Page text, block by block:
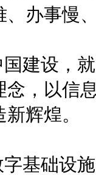
、办事慢
设，就
念，以信
辉煌。
础设施